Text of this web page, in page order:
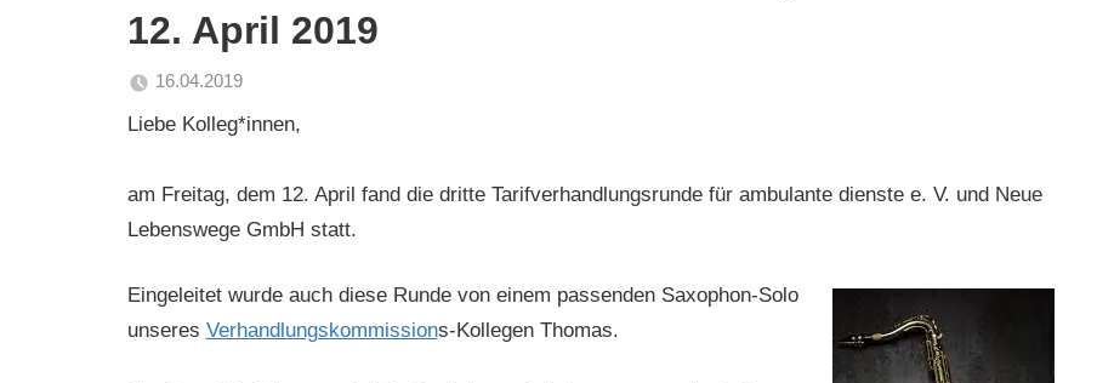
12. April 2019
16.04.2019
Tarifvertrag
Liebe Kolleg*innen,
am Freitag, dem 12. April fand die dritte Tarifverhandlungsrunde für ambulante dienste e. V. und Neue
Lebenswege GmbH statt.
Eingeleitet wurde auch diese Runde von einem passenden Saxophon-Solo
unseres Verhandlungskommissions-Kollegen Thomas.